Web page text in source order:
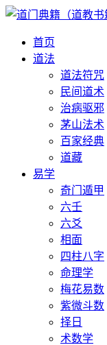
首页
道法
道法符咒
民间道术
治病驱邪
茅山法术
百家经典
道藏
易学
奇门遁甲
六壬
六爻
相面
四柱八字
命理学
梅花易数
紫微斗数
择日
术数学